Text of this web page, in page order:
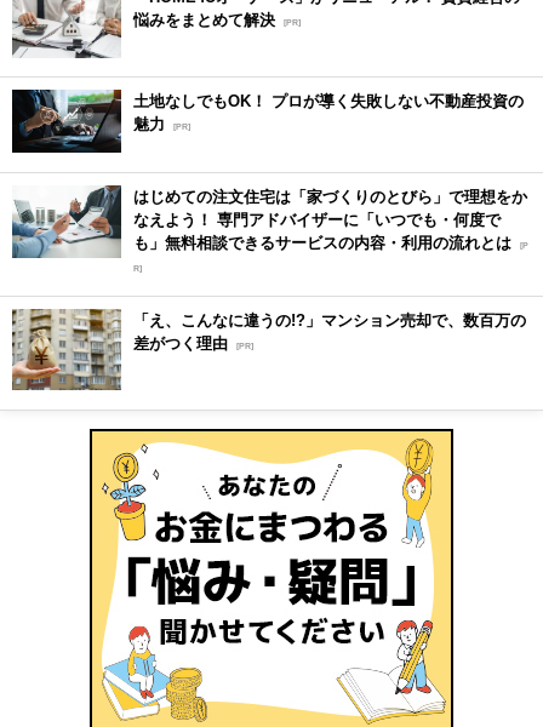
悩みをまとめて解決 [PR]
土地なしでもOK！ プロが導く失敗しない不動産投資の
魅力
[PR]
はじめての注文住宅は「家づくりのとびら」で理想をか
なえよう！ 専門アドバイザーに「いつでも・何度で
も」無料相談できるサービスの内容・利用の流れとは [P
R]
「え、こんなに違うの!?」マンション売却で、数百万の
差がつく理由 [PR]